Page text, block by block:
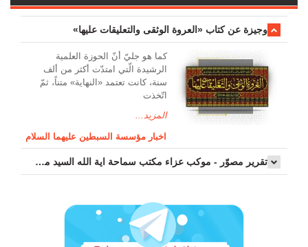
وجیزة عن کتاب «العروة الوثقی والتعلیقات علیها»
کما هو جليّ أنّ الحوزة العلمیة
الرشیدة الّتي امتدّت أكثر من ألف
سنة، كانت تعتمد «النهاية» متناً، ثمّ
اتّخذت
المزيد...
اخبار مؤسسة السبطين عليهما السلام
تقرير مصوّر - موكب عزاء مکتب سماحة اية الله السيد مرتضى الموسوي الاصفهاني في يوم إستشهاد السيدة فاطم...